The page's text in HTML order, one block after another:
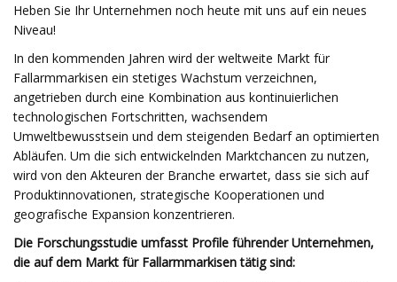
Heben Sie Ihr Unternehmen noch heute mit uns auf ein neues
Niveau!
In den kommenden Jahren wird der weltweite Markt für
Fallarmmarkisen ein stetiges Wachstum verzeichnen,
angetrieben durch eine Kombination aus kontinuierlichen
technologischen Fortschritten, wachsendem
Umweltbewusstsein und dem steigenden Bedarf an optimierten
Abläufen. Um die sich entwickelnden Marktchancen zu nutzen,
wird von den Akteuren der Branche erwartet, dass sie sich auf
Produktinnovationen, strategische Kooperationen und
geografische Expansion konzentrieren.
Die Forschungsstudie umfasst Profile führender Unternehmen,
die auf dem Markt für Fallarmmarkisen tätig sind: